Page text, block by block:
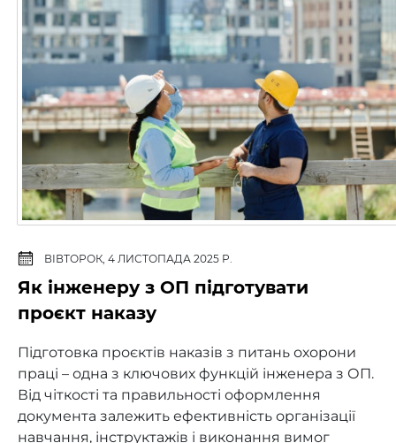
ВІВТОРОК, 4 ЛИСТОПАДА 2025 Р.
Як інженеру з ОП підготувати
проєкт наказу
Підготовка проєктів наказів з питань охорони
праці – одна з ключових функцій інженера з ОП.
Від чіткості та правильності оформлення
документа залежить ефективність організації
навчання, інструктажів і виконання вимог